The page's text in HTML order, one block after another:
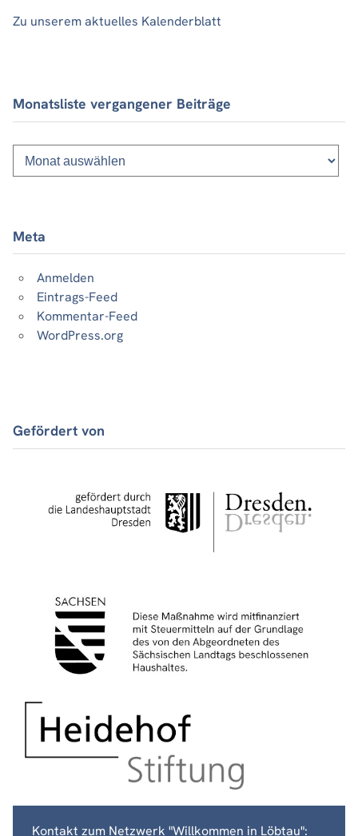
Zu unserem aktuelles Kalenderblatt
Monatsliste vergangener Beiträge
Monatsliste
vergangener
Beiträge
Meta
Anmelden
Eintrags-Feed
Kommentar-Feed
WordPress.org
Gefördert von
Kontakt zum Netzwerk "Willkommen in Löbtau":